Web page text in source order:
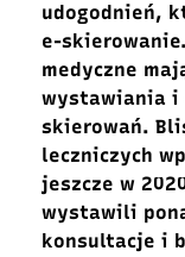
udogodnień,
e-
medyczne
wystawiania i
skierowań.
leczniczych
jeszcze w
wystawili
konsultacje i